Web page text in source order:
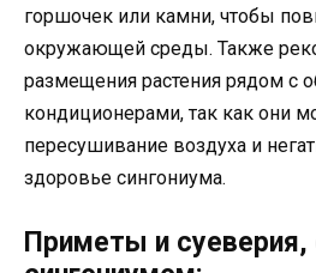
горшочек или камни, чтобы
окружающей среды. Также
размещения растения рядом с
кондиционерами, так как они
пересушивание воздуха и
здоровье сингониума.
Приметы и суеверия,